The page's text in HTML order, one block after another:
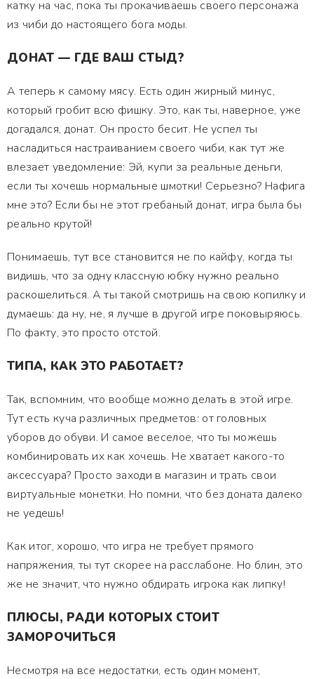
катку на час, пока ты прокачиваешь своего персонажа
из чиби до настоящего бога моды.
ДОНАТ — ГДЕ ВАШ СТЫД?
А теперь к самому мясу. Есть один жирный минус,
который гробит всю фишку. Это, как ты, наверное, уже
догадался, донат. Он просто бесит. Не успел ты
насладиться настраиванием своего чиби, как тут же
влезает уведомление: Эй, купи за реальные деньги,
если ты хочешь нормальные шмотки! Серьезно? Нафига
мне это? Если бы не этот гребаный донат, игра была бы
реально крутой!
Понимаешь, тут все становится не по кайфу, когда ты
видишь, что за одну классную юбку нужно реально
раскошелиться. А ты такой смотришь на свою копилку и
думаешь: да ну, не, я лучше в другой игре поковыряюсь.
По факту, это просто отстой.
ТИПА, КАК ЭТО РАБОТАЕТ?
Так, вспомним, что вообще можно делать в этой игре.
Тут есть куча различных предметов: от головных
уборов до обуви. И самое веселое, что ты можешь
комбинировать их как хочешь. Не хватает какого-то
аксессуара? Просто заходи в магазин и трать свои
виртуальные монетки. Но помни, что без доната далеко
не уедешь!
Как итог, хорошо, что игра не требует прямого
напряжения, ты тут скорее на расслабоне. Но блин, это
же не значит, что нужно обдирать игрока как липку!
ПЛЮСЫ, РАДИ КОТОРЫХ СТОИТ
ЗАМОРОЧИТЬСЯ
Несмотря на все недостатки, есть один момент,